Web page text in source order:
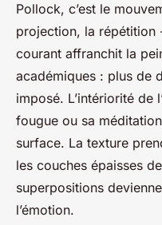
Pollock, c’est le
projection, la répétition
courant affranchit la
académiques : plus de
imposé. L’intériorité de
fougue ou sa
surface. La texture
les couches épaisses
superpositions
l’émotion.